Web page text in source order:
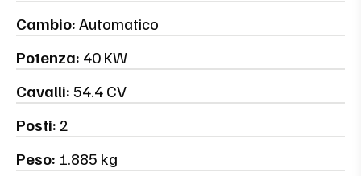
Cambio:Automatico
Potenza: 40 KW
Cavalli:54.4 CV
Posti: 2
Peso: 1.885 kg